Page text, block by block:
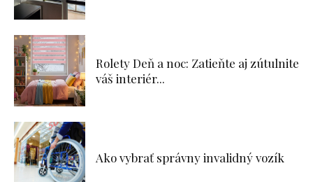
Rolety Deň a noc: Zatieňte aj zútulnite
váš interiér...
Ako vybrať správny invalidný vozík